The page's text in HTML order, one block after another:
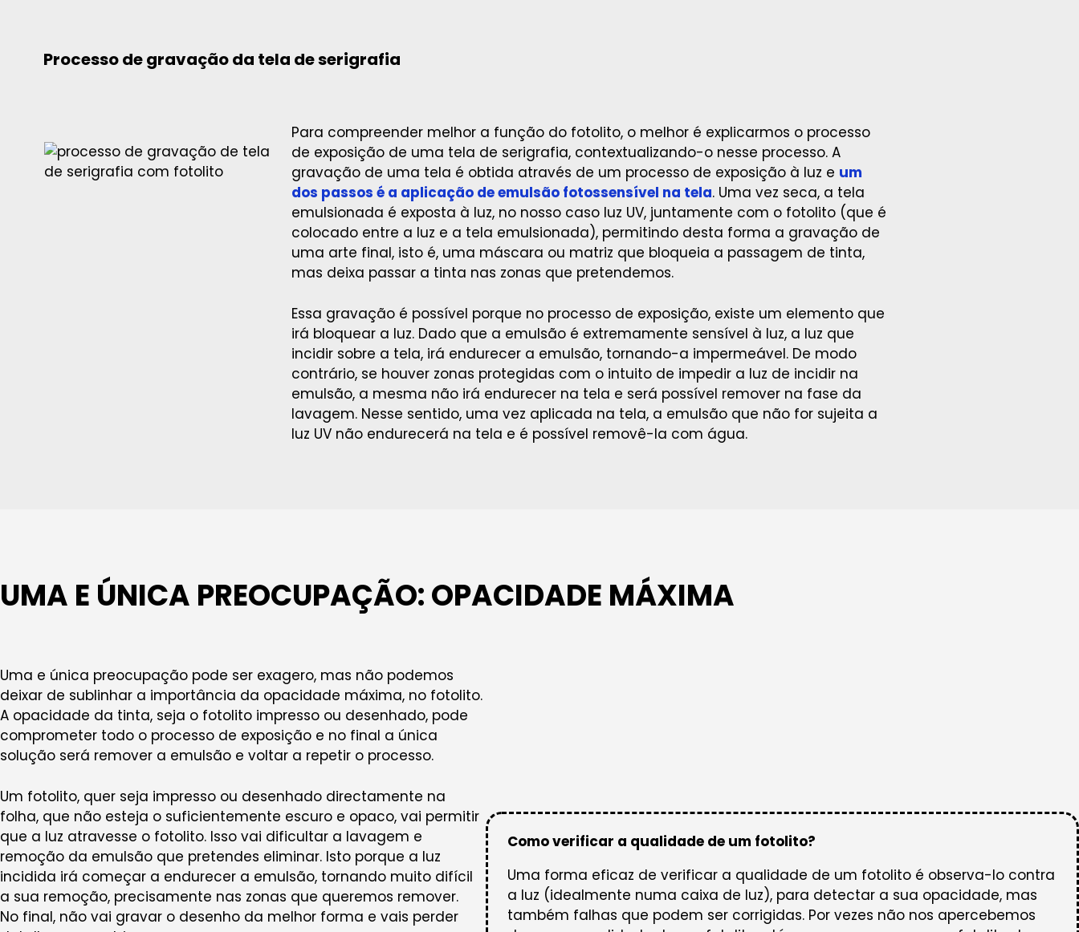
Processo de gravação da tela de serigrafia
Para compreender melhor a função do fotolito, o melhor é explicarmos o processo
de exposição de uma tela de serigrafia, contextualizando-o nesse processo. A
gravação de uma tela é obtida através de um processo de exposição à luz e um
dos passos é a aplicação de emulsão fotossensível na tela. Uma vez seca, a tela
emulsionada é exposta à luz, no nosso caso luz UV, juntamente com o fotolito (que é
colocado entre a luz e a tela emulsionada), permitindo desta forma a gravação de
uma arte final, isto é, uma máscara ou matriz que bloqueia a passagem de tinta,
mas deixa passar a tinta nas zonas que pretendemos.
Essa gravação é possível porque no processo de exposição, existe um elemento que
irá bloquear a luz. Dado que a emulsão é extremamente sensível à luz, a luz que
incidir sobre a tela, irá endurecer a emulsão, tornando-a impermeável. De modo
contrário, se houver zonas protegidas com o intuito de impedir a luz de incidir na
emulsão, a mesma não irá endurecer na tela e será possível remover na fase da
lavagem. Nesse sentido, uma vez aplicada na tela, a emulsão que não for sujeita a
luz UV não endurecerá na tela e é possível removê-la com água.
UMA E ÚNICA PREOCUPAÇÃO: OPACIDADE MÁXIMA
Uma e única preocupação pode ser exagero, mas não podemos
deixar de sublinhar a importância da opacidade máxima, no fotolito.
A opacidade da tinta, seja o fotolito impresso ou desenhado, pode
comprometer todo o processo de exposição e no final a única
solução será remover a emulsão e voltar a repetir o processo.
Um fotolito, quer seja impresso ou desenhado directamente na
folha, que não esteja o suficientemente escuro e opaco, vai permitir
que a luz atravesse o fotolito. Isso vai dificultar a lavagem e
remoção da emulsão que pretendes eliminar. Isto porque a luz
incidida irá começar a endurecer a emulsão, tornando muito difícil
a sua remoção, precisamente nas zonas que queremos remover.
No final, não vai gravar o desenho da melhor forma e vais perder
Como verificar a qualidade de um fotolito?
Uma forma eficaz de verificar a qualidade de um fotolito é observa-lo contra
a luz (idealmente numa caixa de luz), para detectar a sua opacidade, mas
também falhas que podem ser corrigidas. Por vezes não nos apercebemos